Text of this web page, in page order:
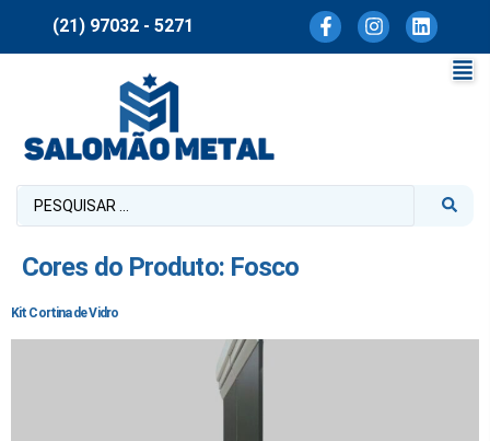
(21) 97032 - 5271
Cores do Produto: Fosco
Kit Cortina de Vidro